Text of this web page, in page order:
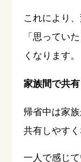
これにより
「思ってい
くなります。
家族間で共
帰省中は家
共有しやすく
一人で感じ